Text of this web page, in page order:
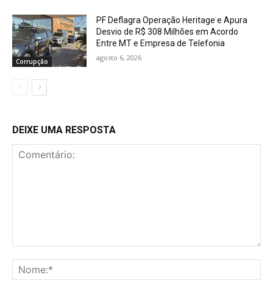
Corrupção
PF Deflagra Operação Heritage e Apura
Desvio de R$ 308 Milhões em Acordo
Entre MT e Empresa de Telefonia
agosto 6, 2026
DEIXE UMA RESPOSTA